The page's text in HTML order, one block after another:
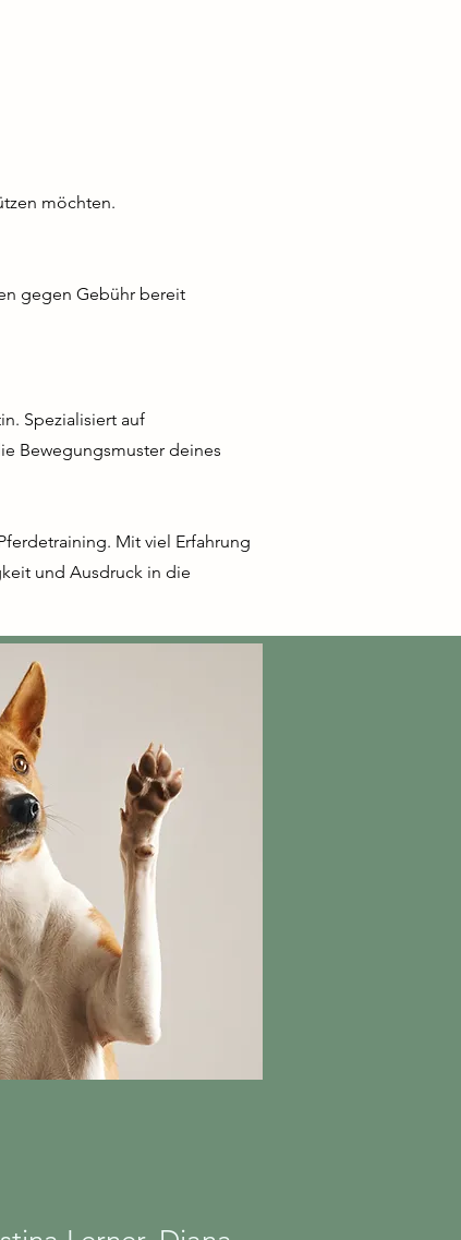
möchten.
gegen Gebühr bereit
Spezialisiert auf
Bewegungsmuster deines
Mit viel Erfahrung
und Ausdruck in die